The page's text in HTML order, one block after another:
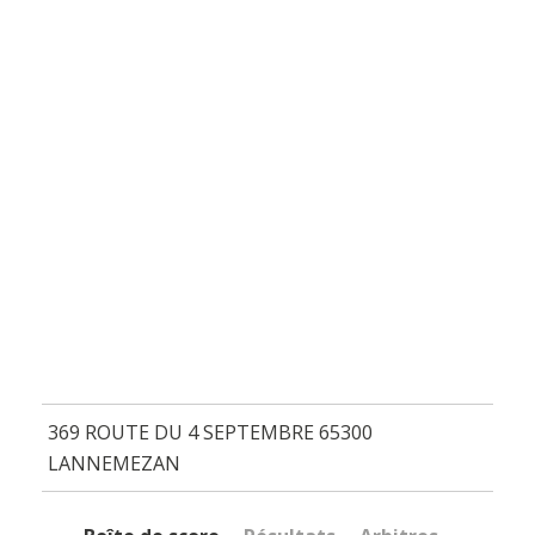
369 ROUTE DU 4 SEPTEMBRE 65300
LANNEMEZAN